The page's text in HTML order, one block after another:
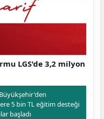
LGS'de 3,2 milyon
5 bin TL eğitim desteği
başladı